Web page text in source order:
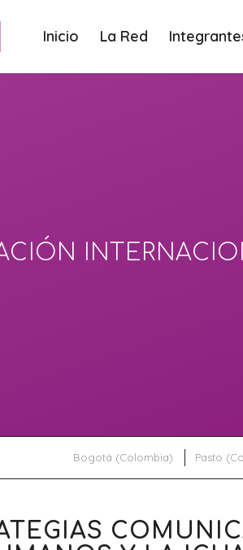
Inicio La Red
Bogotá (Colombia) Pasto